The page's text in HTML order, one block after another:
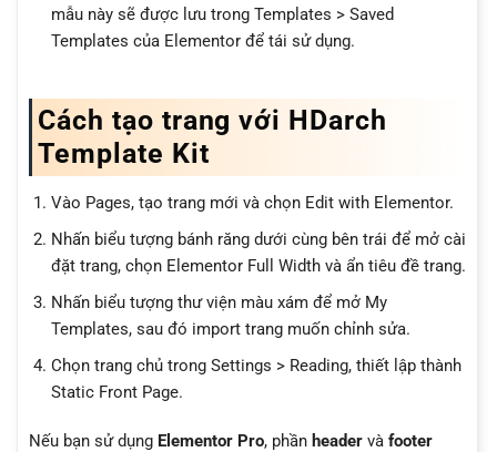
mẫu này sẽ được lưu trong Templates > Saved
Templates của Elementor để tái sử dụng.
Cách tạo trang với HDarch
Template Kit
Vào Pages, tạo trang mới và chọn Edit with Elementor.
Nhấn biểu tượng bánh răng dưới cùng bên trái để mở cài
đặt trang, chọn Elementor Full Width và ẩn tiêu đề trang.
Nhấn biểu tượng thư viện màu xám để mở My
Templates, sau đó import trang muốn chỉnh sửa.
Chọn trang chủ trong Settings > Reading, thiết lập thành
Static Front Page.
Nếu bạn sử dụng Elementor Pro, phần header và footer